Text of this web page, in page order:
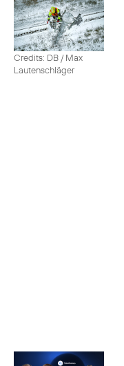
Credits: DB / Max
Lautenschläger